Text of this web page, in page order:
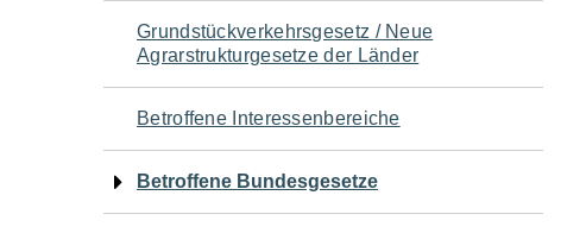
Navigation
für
den
Seiteninhalt
Grundstückverkehrsgesetz / Neue
Agrarstrukturgesetze der Länder
Betroffene Interessenbereiche
Betroffene Bundesgesetze